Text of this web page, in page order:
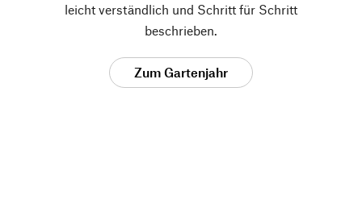
leicht verständlich und Schritt für Schritt
beschrieben.
Zum Gartenjahr